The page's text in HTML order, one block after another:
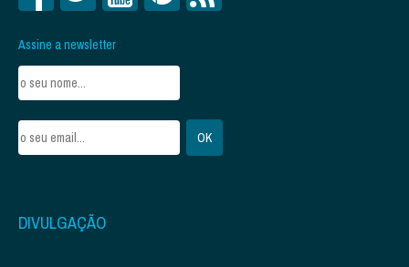
Assine a newsletter
DIVULGAÇÃO